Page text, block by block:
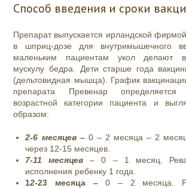
Способ введения и сроки
Препарат выпускается ирландской
в шприц-дозе для внутримышечного
маленьким пациентам укол делают в
мускулу бедра. Дети старше года
(дельтовидная мышца). График
препарата Превенар
возрастной категории пациента и
образом:
2-6 месяцев – 0 – 2 месяца – 2
через 12-15 месяцев.
7-11 месяцев – 0 – 1 месяц.
исполнения ребенку 1 года.
12-23 месяца –0 – 2 месяца.